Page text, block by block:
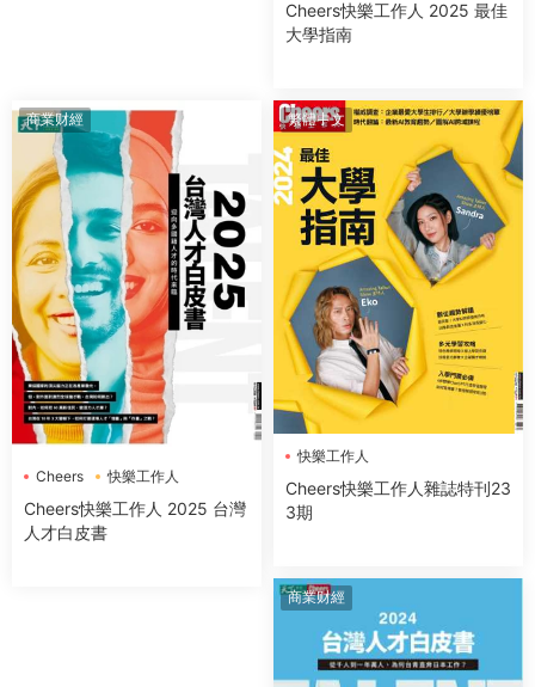
Cheers快樂工作人 2025 最佳
大學指南
商業财經
Cheers 快樂工作人
Cheers快樂工作人 2025 台灣
人才白皮書
繁體中文
快樂工作人
Cheers快樂工作人雜誌特刊23
3期
商業财經